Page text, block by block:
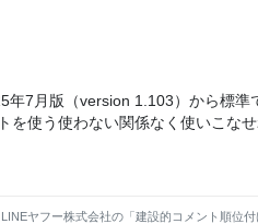
年7月版（version 1.103）から標
を使う使わない関係なく使いこな
ヤフー株式会社の「建設的コメント順位